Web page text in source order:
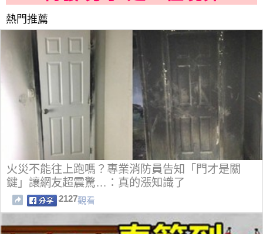
熱門推薦
火災不能往上跑嗎？專業消防員告知「門才是關
鍵」讓網友超震驚…：真的漲知識了
2127觀看